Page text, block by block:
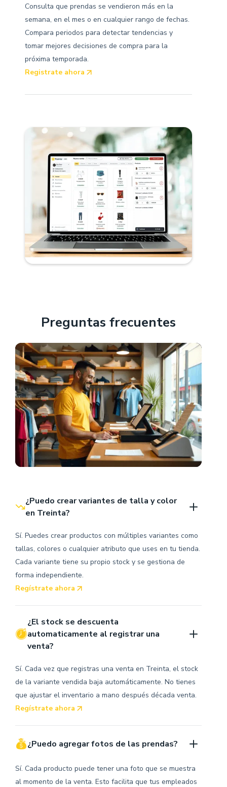
Consulta que prendas se vendieron más en la
semana, en el mes o en cualquier rango de fechas.
Compara periodos para detectar tendencias y
tomar mejores decisiones de compra para la
próxima temporada.
Registrate ahora
Preguntas frecuentes
¿Puedo crear variantes de talla y color
en Treinta?
Sí. Puedes crear productos con múltiples variantes como
tallas, colores o cualquier atributo que uses en tu tienda.
Cada variante tiene su propio stock y se gestiona de
forma independiente.
Regístrate ahora
¿El stock se descuenta
automaticamente al registrar una
venta?
Sí. Cada vez que registras una venta en Treinta, el stock
de la variante vendida baja automáticamente. No tienes
que ajustar el inventario a mano después década venta.
Regístrate ahora
¿Puedo agregar fotos de las prendas?
Sí. Cada producto puede tener una foto que se muestra
al momento de la venta. Esto facilita que tus empleados